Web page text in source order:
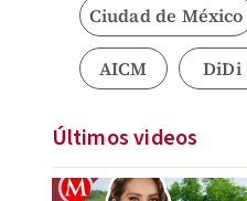
Ciudad de México
AICM DiDi
Últimos videos